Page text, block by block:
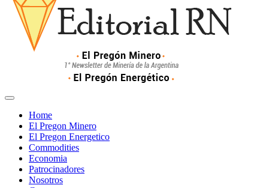
Home
El Pregon Minero
El Pregon Energetico
Commodities
Economia
Patrocinadores
Nosotros